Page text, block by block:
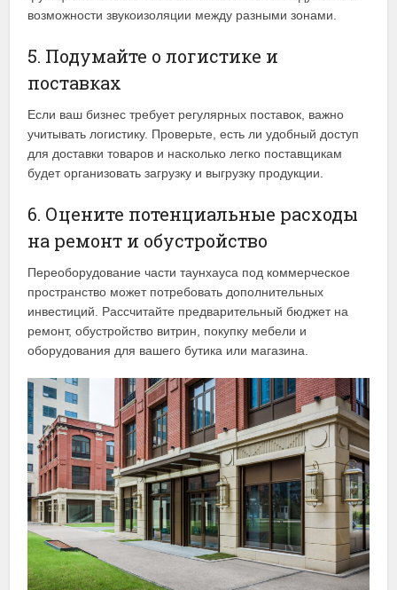
возможности звукоизоляции между разными зонами.
5. Подумайте о логистике и
поставках
Если ваш бизнес требует регулярных поставок, важно
учитывать логистику. Проверьте, есть ли удобный доступ
для доставки товаров и насколько легко поставщикам
будет организовать загрузку и выгрузку продукции.
6. Оцените потенциальные расходы
на ремонт и обустройство
Переоборудование части таунхауса под коммерческое
пространство может потребовать дополнительных
инвестиций. Рассчитайте предварительный бюджет на
ремонт, обустройство витрин, покупку мебели и
оборудования для вашего бутика или магазина.